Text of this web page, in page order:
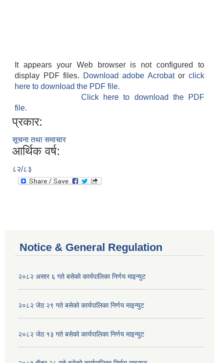
It appears your Web browser is not configured to
display PDF files.
Download adobe Acrobatorclick
here to download the PDF file.
Click here to download the PDF
file.
प्रकार:
सूचना तथा समाचार
आर्थिक वर्ष:
८२/८३
Notice & General Regulation
२०८२ असार ६ गते बसेको कार्यपालिका निर्णय माइन्युट
२०८२ जेठ २९ गते बसेको कार्यपालिका निर्णय माइन्युट
२०८२ जेठ १३ गते बसेको कार्यपालिका निर्णय माइन्युट